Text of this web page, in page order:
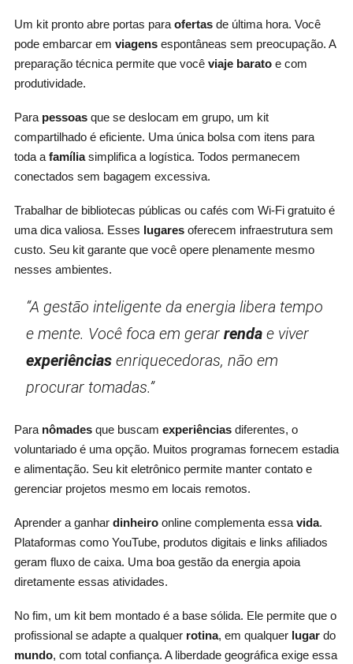
Um kit pronto abre portas para ofertasde última hora. Você
pode embarcar em viagensespontâneas sem preocupação. A
preparação técnica permite que você viaje baratoe com
produtividade.
Para pessoasque se deslocam em grupo, um kit
compartilhado é eficiente. Uma única bolsa com itens para
toda a famíliasimplifica a logística. Todos permanecem
conectados sem bagagem excessiva.
Trabalhar de bibliotecas públicas ou cafés com Wi-Fi gratuito é
uma dica valiosa. Esses lugaresoferecem infraestrutura sem
custo. Seu kit garante que você opere plenamente mesmo
nesses ambientes.
“A gestão inteligente da energia libera tempo
e mente. Você foca em gerar rendae viver
experiênciasenriquecedoras, não em
procurar tomadas.”
Para nômadesque buscam experiênciasdiferentes, o
voluntariado é uma opção. Muitos programas fornecem estadia
e alimentação. Seu kit eletrônico permite manter contato e
gerenciar projetos mesmo em locais remotos.
Aprender a ganhar dinheiroonline complementa essa vida.
Plataformas como YouTube, produtos digitais e links afiliados
geram fluxo de caixa. Uma boa gestão da energia apoia
diretamente essas atividades.
No fim, um kit bem montado é a base sólida. Ele permite que o
profissional se adapte a qualquer rotina, em qualquer lugardo
mundo, com total confiança. A liberdade geográfica exige essa